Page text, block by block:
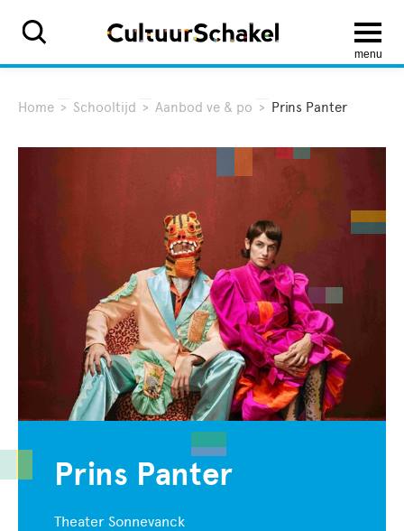
menu
Home > Schooltijd > Aanbod ve & po > Prins Panter
Prins Panter
Theater Sonnevanck